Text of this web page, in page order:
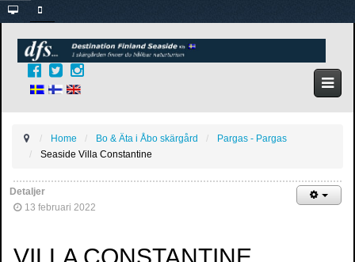
Home Bo & Äta i Åbo skärgård
Pargas - Pargas
Seaside Villa Constantine
Detaljer
13 februari 2022